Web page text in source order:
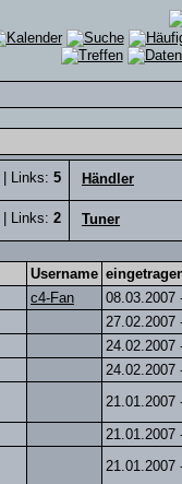
| Links: 5 Händler
| Links: 2 Tuner
Username
c4-Fan
08.03.2007
27.02.2007
24.02.2007
24.02.2007
21.01.2007
21.01.2007
21.01.2007